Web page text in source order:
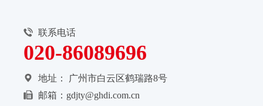
联系电话
020-86089696
地址： 广州市白云区鹤瑞路8号
邮箱：gdjty@ghdi.com.cn